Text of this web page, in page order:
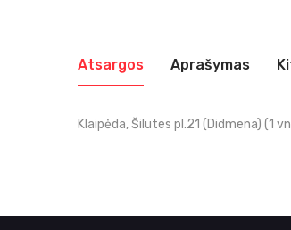
Atsargos Aprašymas
Klaipėda, Šilutes pl.21 (Didmena) (1